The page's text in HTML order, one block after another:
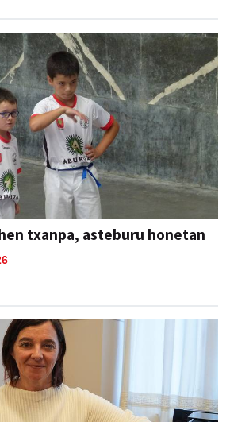
txanpa, asteburu honetan